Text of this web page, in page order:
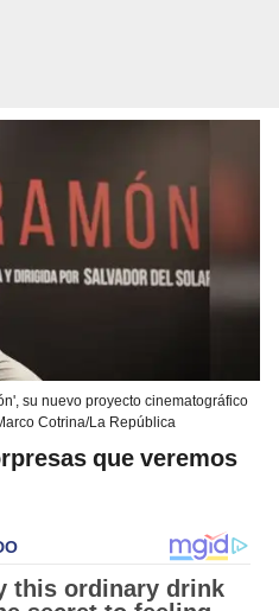
su nuevo proyecto cinematográfico
Cotrina/La República
que veremos